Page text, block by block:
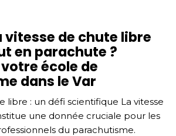
vitesse de chute libre
en parachute ?
école de
dans le Var
libre : un défi scientifique La vitesse
une donnée cruciale pour les
du parachutisme.